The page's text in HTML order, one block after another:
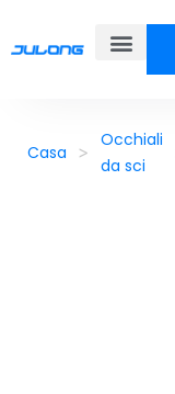
Casa >
Occhiali
da sci